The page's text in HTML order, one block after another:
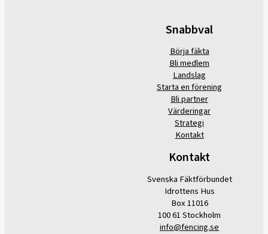
Snabbval
Börja fäkta
Bli medlem
Landslag
Starta en förening
Bli partner
Värderingar
Strategi
Kontakt
Kontakt
Svenska Fäktförbundet
Idrottens Hus
Box 11016
100 61 Stockholm
info@fencing.se